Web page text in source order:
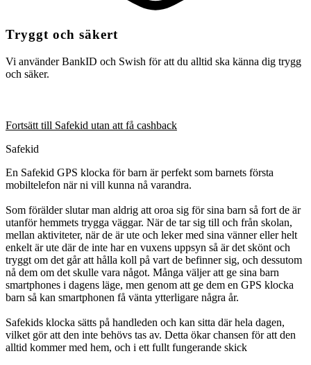
Tryggt och säkert
Vi använder BankID och Swish för att du alltid ska känna dig trygg
och säker.
Fortsätt till Safekid utan att få cashback
Safekid
En Safekid GPS klocka för barn är perfekt som barnets första
mobiltelefon när ni vill kunna nå varandra.
Som förälder slutar man aldrig att oroa sig för sina barn så fort de är
utanför hemmets trygga väggar. När de tar sig till och från skolan,
mellan aktiviteter, när de är ute och leker med sina vänner eller helt
enkelt är ute där de inte har en vuxens uppsyn så är det skönt och
tryggt om det går att hålla koll på vart de befinner sig, och dessutom
nå dem om det skulle vara något. Många väljer att ge sina barn
smartphones i dagens läge, men genom att ge dem en GPS klocka
barn så kan smartphonen få vänta ytterligare några år.
Safekids klocka sätts på handleden och kan sitta där hela dagen,
vilket gör att den inte behövs tas av. Detta ökar chansen för att den
alltid kommer med hem, och i ett fullt fungerande skick